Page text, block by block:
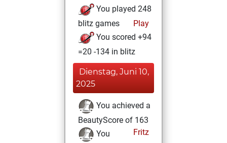
You played 248
blitz games
Play
You scored +94
=20 -134 in blitz
Dienstag, Juni 10,
2025
You achieved a
BeautyScore of 163
Fritz
You